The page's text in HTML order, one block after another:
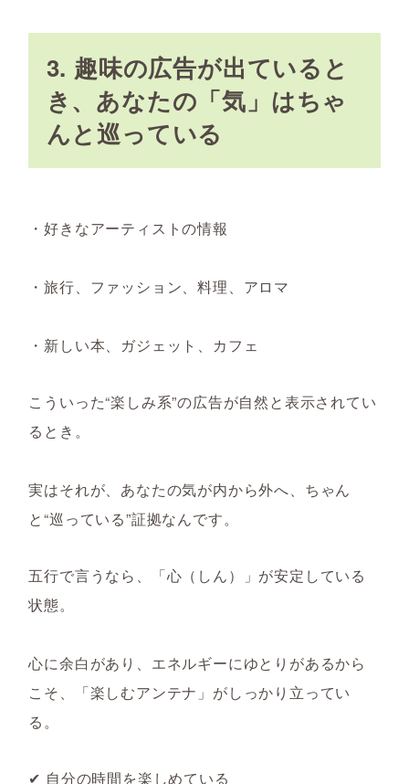
3. 趣味の広告が出ていると
き、あなたの「気」はちゃ
んと巡っている
・好きなアーティストの情報
・旅行、ファッション、料理、アロマ
・新しい本、ガジェット、カフェ
こういった“楽しみ系”の広告が自然と表示されてい
るとき。
実はそれが、 あなたの気が内から外へ、ちゃん
と“巡っている”証拠なんです。
五行で言うなら、
「心（しん）」が安定している
状態。
心に余白があり、エネルギーにゆとりがあるから
こそ、「楽しむアンテナ」がしっかり立ってい
る。
✔ 自分の時間を楽しめている